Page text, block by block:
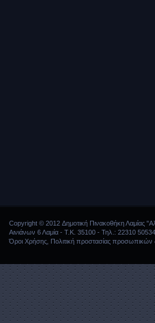
Copyright © 2012 Δημοτική Πινακοθήκη Λαμίας
Αινιάνων 6 Λαμία - Τ.Κ. 35100 - Τηλ.: 22310 50534.
Όροι Χρήσης Πολιτική προστασίας